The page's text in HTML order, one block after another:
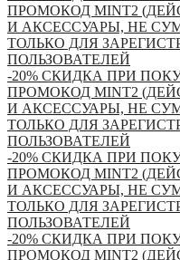
ПРОМОКОД MINT2
И АКСЕССУАРЫ, НЕ
ТОЛЬКО ДЛЯ
ПОЛЬЗОВАТЕЛЕЙ
-20% СКИДКА ПРИ
ПРОМОКОД MINT2
И АКСЕССУАРЫ, НЕ
ТОЛЬКО ДЛЯ
ПОЛЬЗОВАТЕЛЕЙ
-20% СКИДКА ПРИ
ПРОМОКОД MINT2
И АКСЕССУАРЫ, НЕ
ТОЛЬКО ДЛЯ
ПОЛЬЗОВАТЕЛЕЙ
-20% СКИДКА ПРИ
ПРОМОКОД MINT2